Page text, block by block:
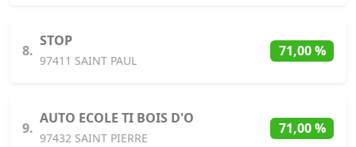
8.
STOP
97411 SAINT PAUL
71,00 %
9.
AUTO ECOLE TI BOIS D'O
97432 SAINT PIERRE
71,00 %